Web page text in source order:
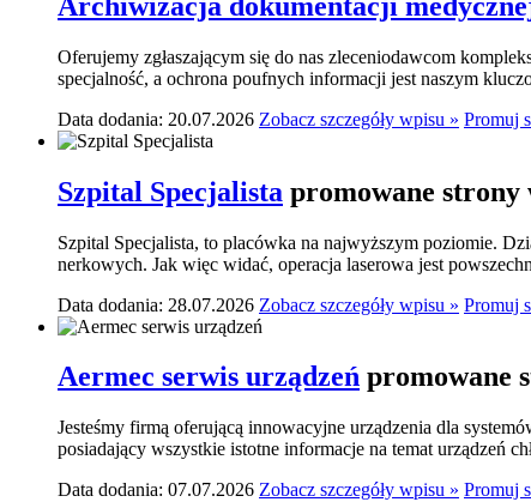
Oferujemy zgłaszającym się do nas zleceniodawcom
specjalność, a ochrona poufnych informacji jest naszym
Data dodania: 20.07.2026 Zobacz szczegóły wpisu » Promuj
Szpital Specjalista promowane strony
Szpital Specjalista, to placówka na najwyższym poziomie.
nerkowych. Jak więc widać, operacja laserowa jest
Data dodania: 28.07.2026 Zobacz szczegóły wpisu » Promuj
Aermec serwis urządzeń promowane
Jesteśmy firmą oferującą innowacyjne urządzenia dla
posiadający wszystkie istotne informacje na temat urządzeń
Data dodania: 07.07.2026 Zobacz szczegóły wpisu » Promuj